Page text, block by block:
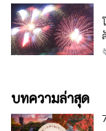
บทความล่าสุด